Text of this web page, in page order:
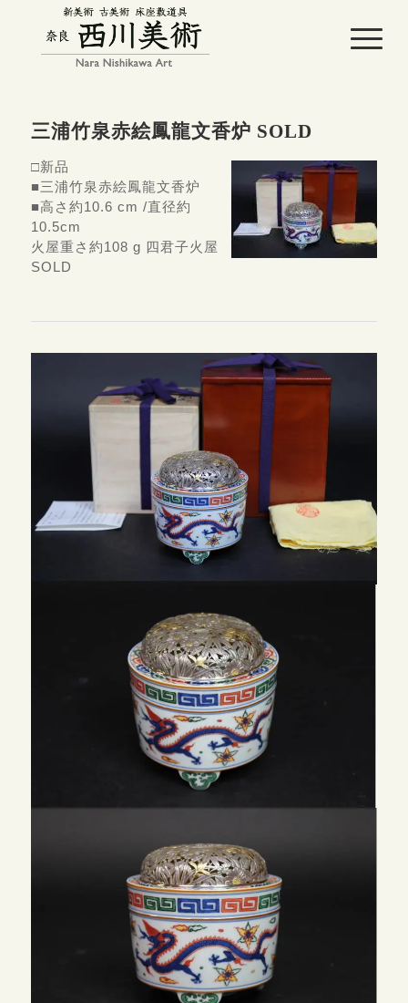
三浦竹泉赤絵鳳龍文香炉 SOLD
□新品
■三浦竹泉赤絵鳳龍文香炉
■高さ約10.6 cm /直径約
10.5cm
火屋重さ約108 g 四君子火屋
SOLD